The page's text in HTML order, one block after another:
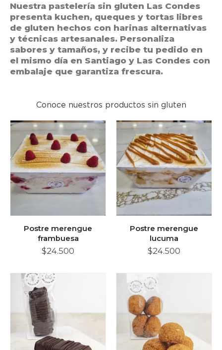
Nuestra pastelería sin gluten Las Condes
presenta kuchen, queques y tortas libres
de gluten hechos con harinas alternativas
y técnicas artesanales. Personaliza
sabores y tamaños, y recibe tu pedido en
el mismo día en Santiago y Las Condes con
embalaje que garantiza frescura.
Conoce nuestros productos sin gluten
Postre merengue
frambuesa
$24.500
Postre merengue
lucuma
$24.500